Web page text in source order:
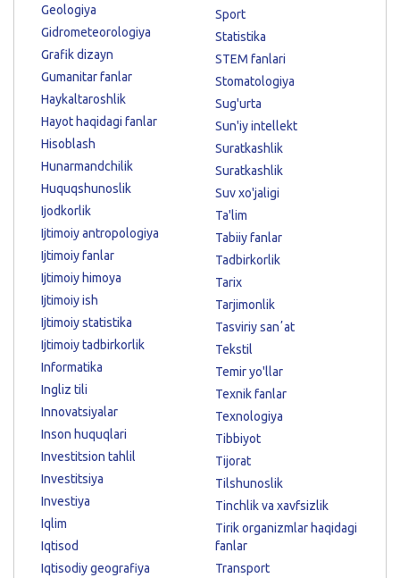
Geologiya
Gidrometeorologiya
Grafik dizayn
Gumanitar fanlar
Haykaltaroshlik
Hayot haqidagi fanlar
Hisoblash
Hunarmandchilik
Huquqshunoslik
Ijodkorlik
Ijtimoiy antropologiya
Ijtimoiy fanlar
Ijtimoiy himoya
Ijtimoiy ish
Ijtimoiy statistika
Ijtimoiy tadbirkorlik
Informatika
Ingliz tili
Innovatsiyalar
Inson huquqlari
Investitsion tahlil
Investitsiya
Investiya
Iqlim
Iqtisod
Iqtisodiy geografiya
Sport
Statistika
STEM fanlari
Stomatologiya
Sug'urta
Sun'iy intellekt
Suratkashlik
Suratkashlik
Suv xo'jaligi
Ta'lim
Tabiiy fanlar
Tadbirkorlik
Tarix
Tarjimonlik
Tasviriy sanʼat
Tekstil
Temir yo'llar
Texnik fanlar
Texnologiya
Tibbiyot
Tijorat
Tilshunoslik
Tinchlik va xavfsizlik
Tirik organizmlar haqidagi
fanlar
Transport